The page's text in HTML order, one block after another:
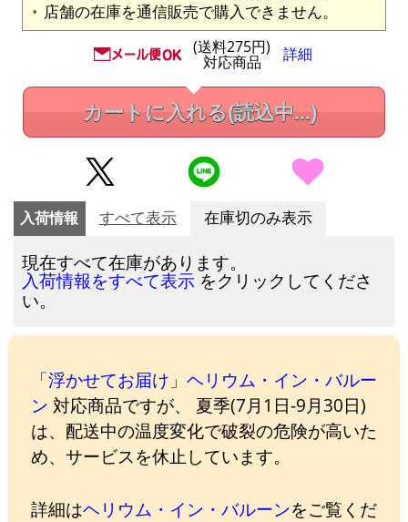
店舗の在庫を通信販売で購入できません。
(送料275円)
対応商品 詳細
カートに入れる(読込中...)
入荷情報 すべて表示 在庫切のみ表示
現在すべて在庫があります。
入荷情報をすべて表示 をクリックしてくださ
い。
「浮かせてお届け」ヘリウム・イン・バルー
ン 対応商品ですが、 夏季(7月1日-9月30日)
は、配送中の温度変化で破裂の危険が高いた
め、サービスを休止しています。
詳細はヘリウム・イン・バルーンをご覧くだ